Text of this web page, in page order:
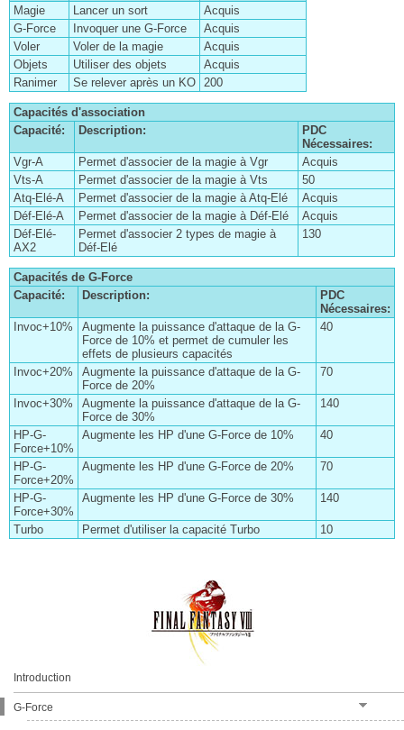
Magie
Lancer un sort
Acquis
G-Force
Invoquer une G-Force
Acquis
Voler
Voler de la magie
Acquis
Objets
Utiliser des objets
Acquis
Ranimer
Se relever après un KO 200
Capacités d'association
Capacité:
Description:
PDC
Nécessaires:
Vgr-A
Permet d'associer de la magie à Vgr
Acquis
Vts-A
Permet d'associer de la magie à Vts
50
Atq-Elé-A
Permet d'associer de la magie à Atq-Elé
Acquis
Déf-Elé-A
Permet d'associer de la magie à Déf-Elé
Acquis
Déf-Elé-
AX2
Permet d'associer 2 types de magie à
Déf-Elé
130
Capacités de G-Force
Capacité:
Description:
PDC
Nécessaires:
Invoc+10%
Augmente la puissance d'attaque de la G-
Force de 10% et permet de cumuler les
effets de plusieurs capacités
40
Invoc+20%
Augmente la puissance d'attaque de la G-
Force de 20%
70
Invoc+30%
Augmente la puissance d'attaque de la G-
Force de 30%
140
HP-G-
Force+10%
Augmente les HP d'une G-Force de 10% 40
HP-G-
Force+20%
Augmente les HP d'une G-Force de 20% 70
HP-G-
Force+30%
Augmente les HP d'une G-Force de 30% 140
Turbo Permet d'utiliser la capacité Turbo 10
Introduction
G-Force